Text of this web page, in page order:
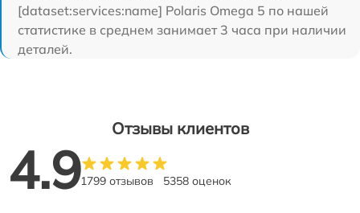
[dataset:services:name] Polaris Omega 5 по нашей
статистике в среднем занимает 3 часа при наличии
деталей.
Отзывы клиентов
4.91799 отзывов 5358 оценок